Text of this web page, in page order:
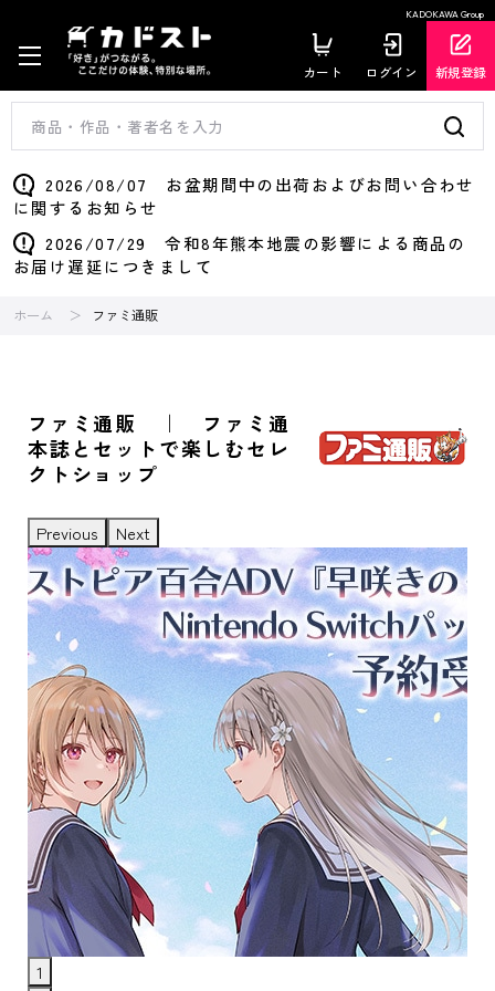
KADOKAWA Group
カート ログイン 新規登録
2026/08/07 お盆期間中の出荷およびお問い合わせ
に関するお知らせ
2026/07/29 令和8年熊本地震の影響による商品の
お届け遅延につきまして
ホーム ファミ通販
ファミ通販 ｜ ファミ通
本誌とセットで楽しむセレ
クトショップ
Previous Next
1